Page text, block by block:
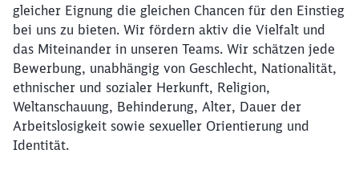
gleicher Eignung die gleichen Chancen für den Einstieg
bei uns zu bieten. Wir fördern aktiv die Vielfalt und
das Miteinander in unseren Teams. Wir schätzen jede
Bewerbung, unabhängig von Geschlecht, Nationalität,
ethnischer und sozialer Herkunft, Religion,
Weltanschauung, Behinderung, Alter, Dauer der
Arbeitslosigkeit sowie sexueller Orientierung und
Identität.